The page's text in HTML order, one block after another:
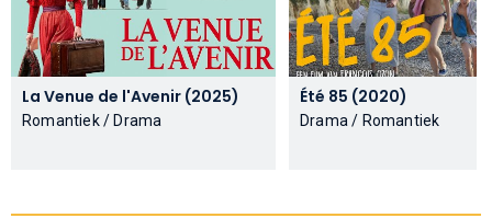
La Venue de l'Avenir (2025)
Romantiek / Drama
Été 85 (2020)
Drama / Romantiek